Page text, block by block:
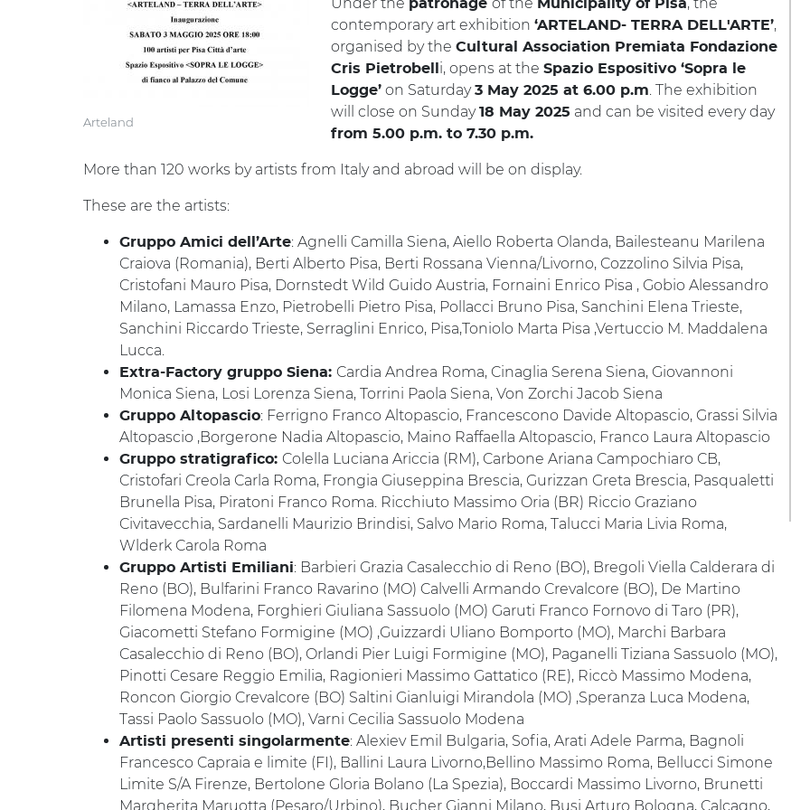
Arteland
patronage Municipality of Pisa
contemporary art exhibition ‘ARTELAND- TERRA DELL'ARTE’,
organised by the Cultural Association Premiata Fondazione
Cris Pietrobell i, opens at the Spazio Espositivo ‘Sopra le
Logge’ on Saturday3 May 2025 at 6.00 p.m. The exhibition
will close on Sunday18 May 2025 and can be visited every day
from 5.00 p.m. to 7.30 p.m.
More than 120 works by artists from Italy and abroad will be on display.
These are the artists:
Gruppo Amici dell’Arte: Agnelli Camilla Siena, Aiello Roberta Olanda, Bailesteanu Marilena
Craiova (Romania), Berti Alberto Pisa, Berti Rossana Vienna/Livorno, Cozzolino Silvia Pisa,
Cristofani Mauro Pisa, Dornstedt Wild Guido Austria, Fornaini Enrico Pisa , Gobio Alessandro
Milano, Lamassa Enzo, Pietrobelli Pietro Pisa, Pollacci Bruno Pisa, Sanchini Elena Trieste,
Sanchini Riccardo Trieste, Serraglini Enrico, Pisa,Toniolo Marta Pisa ,Vertuccio M. Maddalena
Lucca.
Extra-Factory gruppo Siena: Cardia Andrea Roma, Cinaglia Serena Siena, Giovannoni
Monica Siena, Losi Lorenza Siena, Torrini Paola Siena, Von Zorchi Jacob Siena
Gruppo Altopascio: Ferrigno Franco Altopascio, Francescono Davide Altopascio, Grassi Silvia
Altopascio ,Borgerone Nadia Altopascio, Maino Raffaella Altopascio, Franco Laura Altopascio
Gruppo stratigrafico: Colella Luciana Ariccia (RM), Carbone Ariana Campochiaro CB,
Cristofari Creola Carla Roma, Frongia Giuseppina Brescia, Gurizzan Greta Brescia, Pasqualetti
Brunella Pisa, Piratoni Franco Roma. Ricchiuto Massimo Oria (BR) Riccio Graziano
Civitavecchia, Sardanelli Maurizio Brindisi, Salvo Mario Roma, Talucci Maria Livia Roma,
Wlderk Carola Roma
Gruppo Artisti Emiliani: Barbieri Grazia Casalecchio di Reno (BO), Bregoli Viella Calderara di
Reno (BO), Bulfarini Franco Ravarino (MO) Calvelli Armando Crevalcore (BO), De Martino
Filomena Modena, Forghieri Giuliana Sassuolo (MO) Garuti Franco Fornovo di Taro (PR),
Giacometti Stefano Formigine (MO) ,Guizzardi Uliano Bomporto (MO), Marchi Barbara
Casalecchio di Reno (BO), Orlandi Pier Luigi Formigine (MO), Paganelli Tiziana Sassuolo (MO),
Pinotti Cesare Reggio Emilia, Ragionieri Massimo Gattatico (RE), Riccò Massimo Modena,
Roncon Giorgio Crevalcore (BO) Saltini Gianluigi Mirandola (MO) ,Speranza Luca Modena,
Tassi Paolo Sassuolo (MO), Varni Cecilia Sassuolo Modena
Artisti presenti singolarmente: Alexiev Emil Bulgaria, Sofia, Arati Adele Parma, Bagnoli
Francesco Capraia e limite (FI), Ballini Laura Livorno,Bellino Massimo Roma, Bellucci Simone
Limite S/A Firenze, Bertolone Gloria Bolano (La Spezia), Boccardi Massimo Livorno, Brunetti
Margherita Maruotta (Pesaro/Urbino), Bucher Gianni Milano, Busi Arturo Bologna, Calcagno,